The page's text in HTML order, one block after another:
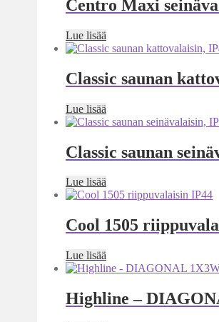
Centro Maxi
Lue lisää
Classic saunan
Lue lisää
Classic saunan
Lue lisää
Cool 1505
Lue lisää
Highline –